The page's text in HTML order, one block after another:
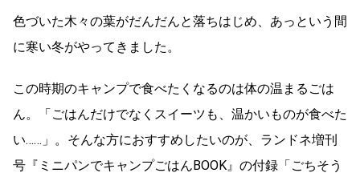
色づいた木々の葉がだんだんと落ちはじめ、あっという間
に寒い冬がやってきました。
この時期のキャンプで食べたくなるのは体の温まるごは
ん。「ごはんだけでなくスイーツも、温かいものが食べた
い……」。そんな方におすすめしたいのが、ランドネ増刊
号『ミニパンでキャンプごはんBOOK』の付録「ごちそう